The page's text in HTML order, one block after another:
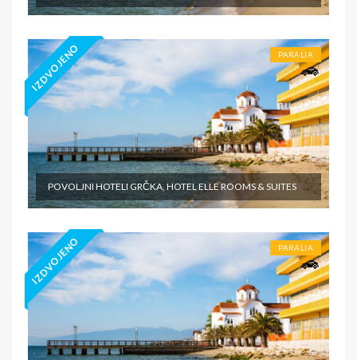
IZDVOJENO PARALIA
POVOLJNI HOTELI GRČKA, HOTEL ELLE ROOMS & SUITES
IZDVOJENO PARALIA